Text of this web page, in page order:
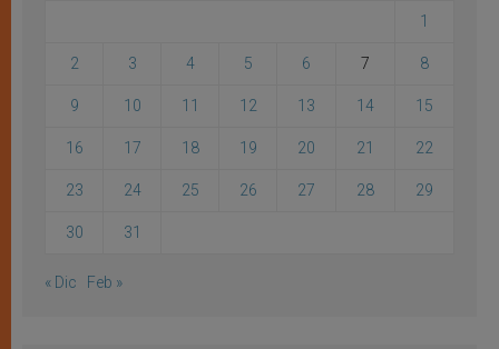
1
2 3 4 5 6 7 8
9 10 11 12 13 14 15
16 17 18 19 20 21 22
23 24 25 26 27 28 29
30 31
« Dic Feb »